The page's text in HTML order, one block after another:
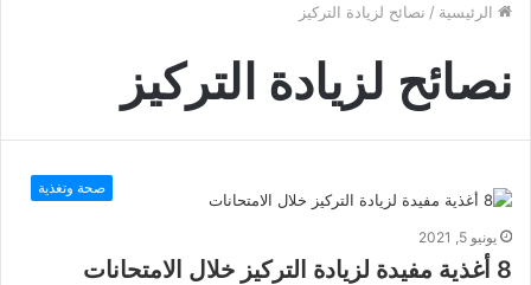
الرئيسية / نصائح لزيادة التركيز
نصائح لزيادة التركيز
صحة وتغذية
يونيو 5, 2021
8 أغذية مفيدة لزيادة التركيز خلال الامتحانات